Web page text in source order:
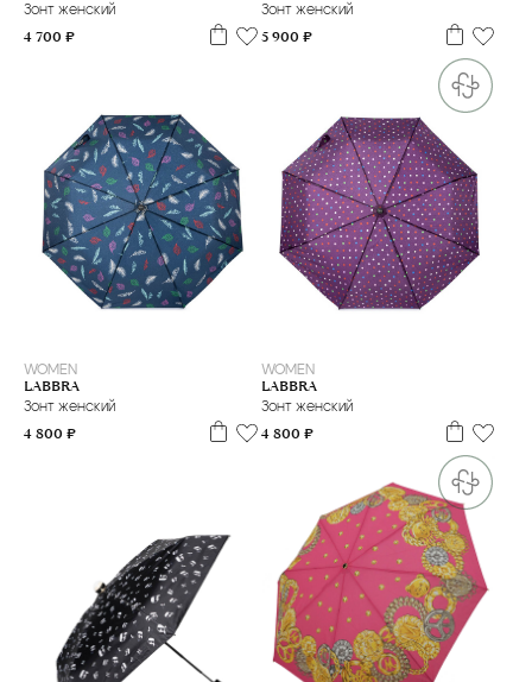
Зонт женский
4 700 ₽
Зонт женский
5 900 ₽
WOMEN
LABBRA
Зонт женский
4 800 ₽
WOMEN
LABBRA
Зонт женский
4 800 ₽